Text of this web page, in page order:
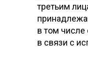
третьим
в том числе
в связи с